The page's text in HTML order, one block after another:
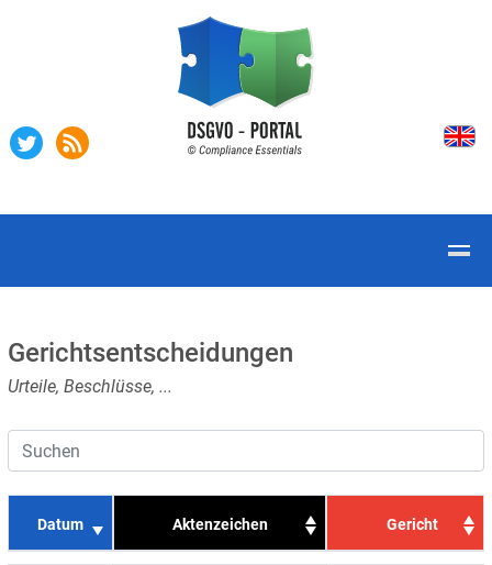
Gerichtsentscheidungen
Urteile, Beschlüsse, ...
Datum Aktenzeichen Gericht